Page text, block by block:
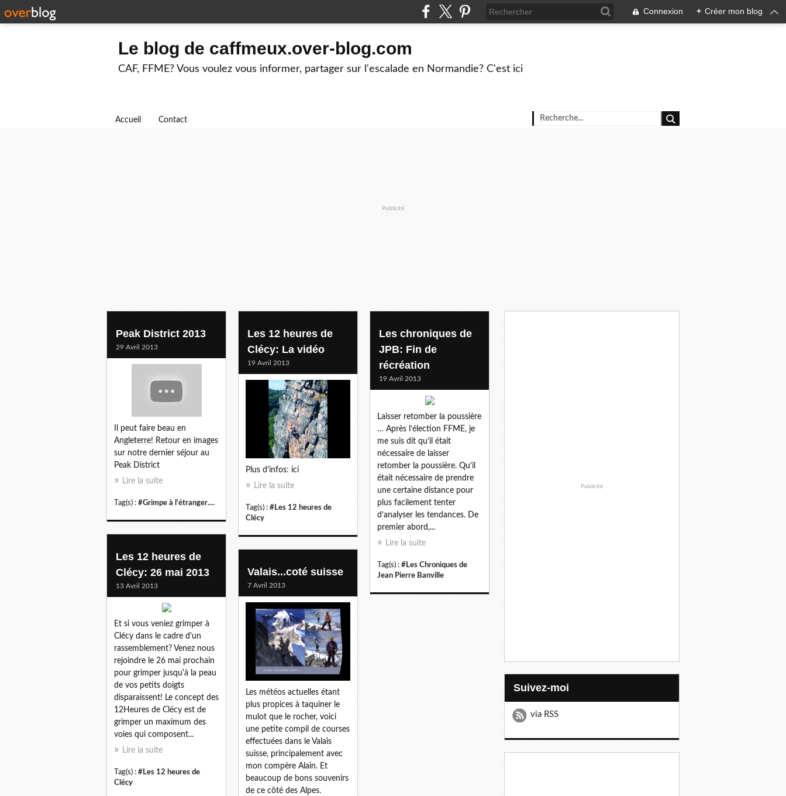
Connexion + Créer mon blog
Le blog de caffmeux.over-blog.com
CAF, FFME? Vous voulez vous informer, partager sur l'escalade en Normandie? C'est ici
Accueil Contact
Publicité
Peak District 2013
29 Avril 2013
Il peut faire beau en
Angleterre! Retour en images
sur notre dernier séjour au
Peak District
Lire la suite
Tag(s) : #Grimpe à l'étranger....
Les 12 heures de
Clécy: La vidéo
19 Avril 2013
Plus d'infos: ici
Lire la suite
Tag(s) : #Les 12 heures de
Clécy
Les chroniques de
JPB: Fin de
récréation
19 Avril 2013
Laisser retomber la poussière
… Après l’élection FFME, je
me suis dit qu’il était
nécessaire de laisser
retomber la poussière. Qu’il
était nécessaire de prendre
une certaine distance pour
plus facilement tenter
d’analyser les tendances. De
premier abord,...
Lire la suite
Tag(s) : #Les Chroniques de
Jean Pierre Banville
Les 12 heures de
Clécy: 26 mai 2013
13 Avril 2013
Et si vous veniez grimper à
Clécy dans le cadre d'un
rassemblement? Venez nous
rejoindre le 26 mai prochain
pour grimper jusqu'à la peau
de vos petits doigts
disparaissent! Le concept des
12Heures de Clécy est de
grimper un maximum des
voies qui composent...
Lire la suite
Tag(s) : #Les 12 heures de
Clécy
Valais...coté suisse
7 Avril 2013
Les météos actuelles étant
plus propices à taquiner le
mulot que le rocher, voici
une petite compil de courses
effectuées dans le Valais
suisse, principalement avec
mon compère Alain. Et
beaucoup de bons souvenirs
de ce côté des Alpes.
Publicité
Suivez-moi
via RSS